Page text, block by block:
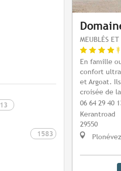
1583
MEUBLÉS ET
En famille
confort ultra
et Argoat.
croisée de
06 64 29 40
Kerantroad
29550